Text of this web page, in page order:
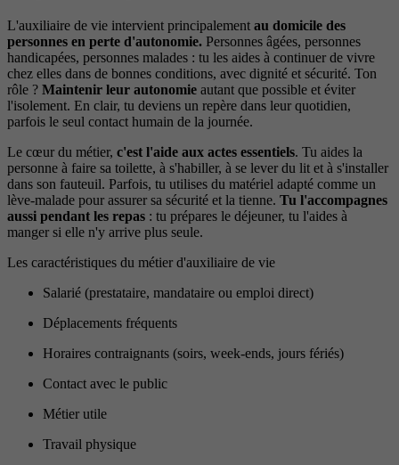
L'auxiliaire de vie intervient principalement au domicile des
personnes en perte d'autonomie. Personnes âgées, personnes
handicapées, personnes malades : tu les aides à continuer de vivre
chez elles dans de bonnes conditions, avec dignité et sécurité. Ton
rôle ? Maintenir leur autonomie autant que possible et éviter
l'isolement. En clair, tu deviens un repère dans leur quotidien,
parfois le seul contact humain de la journée.
Le cœur du métier, c'est l'aide aux actes essentiels. Tu aides la
personne à faire sa toilette, à s'habiller, à se lever du lit et à s'installer
dans son fauteuil. Parfois, tu utilises du matériel adapté comme un
lève-malade pour assurer sa sécurité et la tienne. Tu l'accompagnes
aussi pendant les repas : tu prépares le déjeuner, tu l'aides à
manger si elle n'y arrive plus seule.
Les caractéristiques du métier d'auxiliaire de vie
Salarié (prestataire, mandataire ou emploi direct)
Déplacements fréquents
Horaires contraignants (soirs, week-ends, jours fériés)
Contact avec le public
Métier utile
Travail physique